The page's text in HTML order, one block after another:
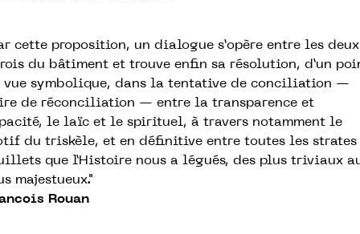
cette proposition, un dialogue s’opère entre les deux
du bâtiment et trouve enfin sa résolution, d’un
vue symbolique, dans la tentative de conciliation —
de réconciliation — entre la transparence et
le laïc et le spirituel, à travers notamment le
du triskèle, et en définitive entre toutes les strates
que l’Histoire nous a légués, des plus triviaux
majestueux."
Rouan